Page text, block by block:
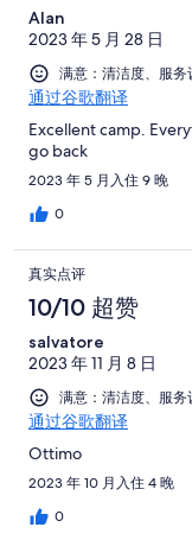
Alan
2023 年 5 月 28 日
满意：清洁度、服
通过谷歌翻译
Excellent camp.
go back
2023 年 5 月入住 9 晚
0
真实点评
10/10 超赞
salvatore
2023 年 11 月 8 日
满意：清洁度、服
通过谷歌翻译
Ottimo
2023 年 10 月入住 4 晚
0